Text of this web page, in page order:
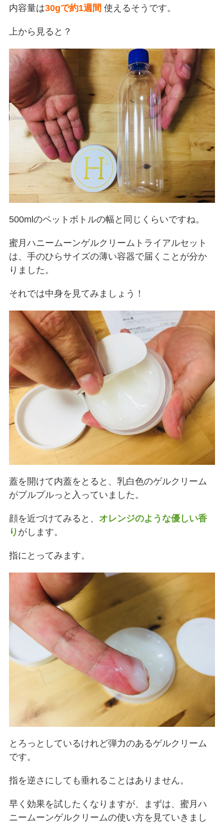
内容量は30gで約1週間使えるそうです。
上から見ると？
500mlのペットボトルの幅と同じくらいですね。
蜜月ハニームーンゲルクリームトライアルセット
は、手のひらサイズの薄い容器で届くことが分か
りました。
それでは中身を見てみましょう！
蓋を開けて内蓋をとると、乳白色のゲルクリーム
がプルプルっと入っていました。
顔を近づけてみると、 オレンジのような優しい香
り がします。
指にとってみます。
とろっとしているけれど弾力のあるゲルクリーム
です。
指を逆さにしても垂れることはありません。
早く効果を試したくなりますが、まずは、蜜月ハ
ニームーンゲルクリームの使い方を見ていきまし